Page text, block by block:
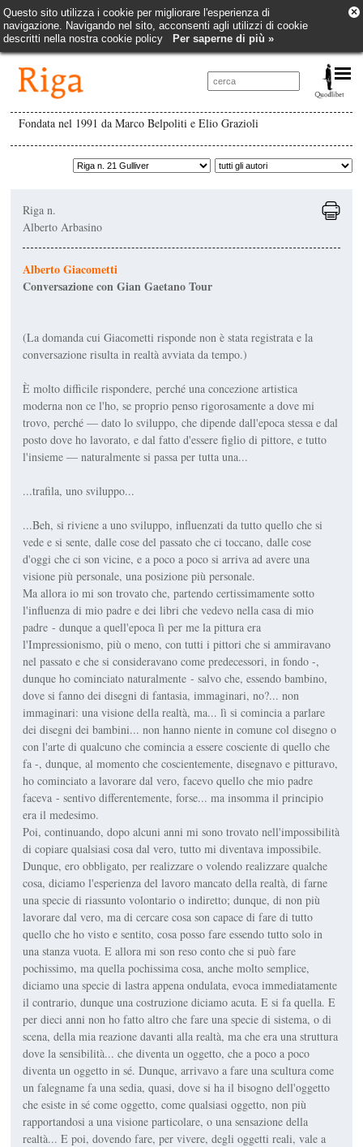
Questo sito utilizza i cookie per migliorare l'esperienza di
navigazione. Navigando nel sito, acconsenti agli utilizzi di cookie
descritti nella nostra cookie policy
Per saperne di più »
×
Fondata nel 1991 da Marco Belpoliti e Elio Grazioli
Riga n.
Alberto Arbasino
Alberto Giacometti
Conversazione con Gian Gaetano Tour
(La domanda cui Giacometti risponde non è stata registrata e la
conversazione risulta in realtà avviata da tempo.)
È molto difficile rispondere, perché una concezione artistica
moderna non ce l'ho, se proprio penso rigorosamente a dove mi
trovo, perché — dato lo sviluppo, che dipende dall'epoca stessa e dal
posto dove ho lavorato, e dal fatto d'essere figlio di pittore, e tutto
l'insieme — naturalmente si passa per tutta una...
...trafila, uno sviluppo...
...Beh, si riviene a uno sviluppo, influenzati da tutto quello che si
vede e si sente, dalle cose del passato che ci toccano, dalle cose
d'oggi che ci son vicine, e a poco a poco si arriva ad avere una
visione più personale, una posizione più personale.
Ma allora io mi son trovato che, partendo certissimamente sotto
l'influenza di mio padre e dei libri che vedevo nella casa di mio
padre - dunque a quell'epoca lì per me la pittura era
l'Impressionismo, più o meno, con tutti i pittori che si ammiravano
nel passato e che si consideravano come predecessori, in fondo -,
dunque ho cominciato naturalmente - salvo che, essendo bambino,
dove si fanno dei disegni di fantasia, immaginari, no?... non
immaginari: una visione della realtà, ma... lì si comincia a parlare
dei disegni dei bambini... non hanno niente in comune col disegno o
con l'arte di qualcuno che comincia a essere cosciente di quello che
fa -, dunque, al momento che coscientemente, disegnavo e pitturavo,
ho cominciato a lavorare dal vero, facevo quello che mio padre
faceva - sentivo differentemente, forse... ma insomma il principio
era il medesimo.
Poi, continuando, dopo alcuni anni mi sono trovato nell'impossibilità
di copiare qualsiasi cosa dal vero, tutto mi diventava impossibile.
Dunque, ero obbligato, per realizzare o volendo realizzare qualche
cosa, diciamo l'esperienza del lavoro mancato della realtà, di farne
una specie di riassunto volontario o indiretto; dunque, di non più
lavorare dal vero, ma di cercare cosa son capace di fare di tutto
quello che ho visto e sentito, cosa posso fare essendo tutto solo in
una stanza vuota. E allora mi son reso conto che si può fare
pochissimo, ma quella pochissima cosa, anche molto semplice,
diciamo una specie di lastra appena ondulata, evoca immediatamente
il contrario, dunque una costruzione diciamo acuta. E si fa quella. E
per dieci anni non ho fatto altro che fare una specie di sistema, o di
scena, della mia reazione davanti alla realtà, ma che era una struttura
dove la sensibilità... che diventa un oggetto, che a poco a poco
diventa un oggetto in sé. Dunque, arrivavo a fare una scultura come
un falegname fa una sedia, quasi, dove si ha il bisogno dell'oggetto
che esiste in sé come oggetto, come qualsiasi oggetto, non più
rapportandosi a una visione particolare, o una sensazione della
realtà... E poi, dovendo fare, per vivere, degli oggetti reali, vale a